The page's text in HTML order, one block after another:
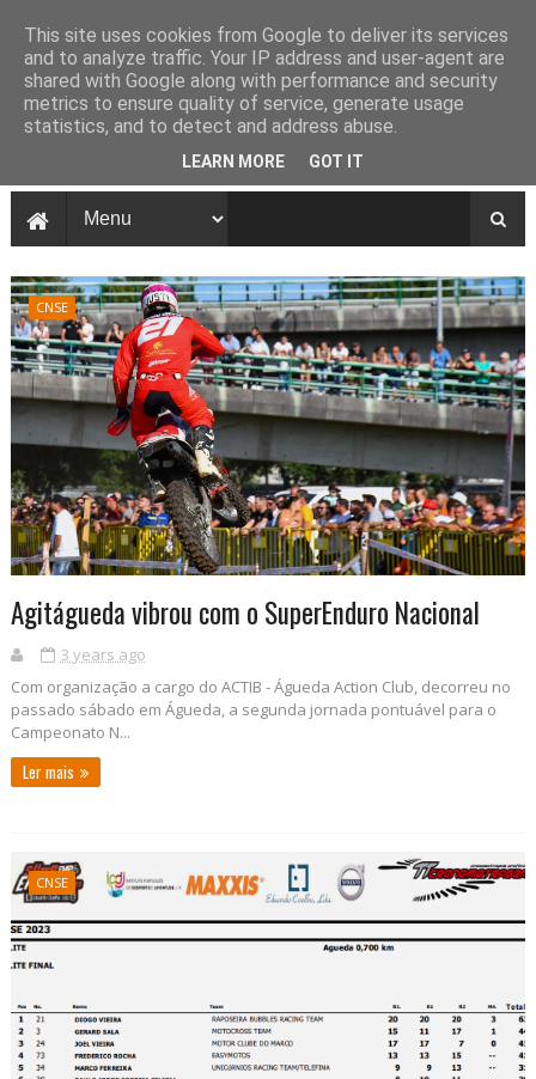
CNSE
Agitágueda vibrou com o SuperEnduro Nacional
3 years ago
Com organização a cargo do ACTIB - Águeda Action Club, decorreu no
passado sábado em Águeda, a segunda jornada pontuável para o
Campeonato N...
Ler mais
CNSE
This site uses cookies from Google to deliver its services
and to analyze traffic. Your IP address and user-agent are
shared with Google along with performance and security
metrics to ensure quality of service, generate usage
statistics, and to detect and address abuse.
LEARN MORE GOT IT